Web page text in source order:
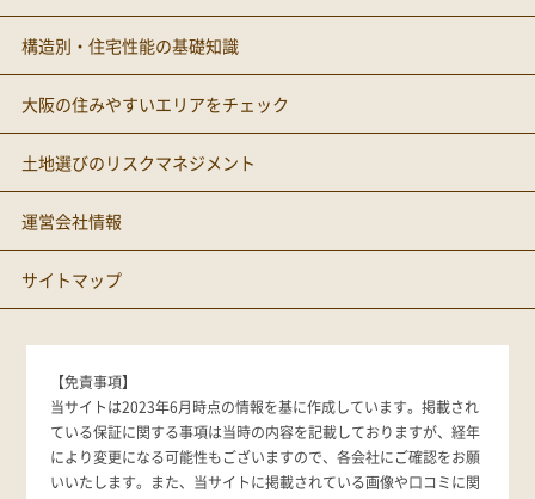
構造別・住宅性能の基礎知識
大阪の住みやすいエリアをチェック
土地選びのリスクマネジメント
運営会社情報
サイトマップ
【免責事項】
当サイトは2023年6月時点の情報を基に作成しています。掲載され
ている保証に関する事項は当時の内容を記載しておりますが、経年
により変更になる可能性もございますので、各会社にご確認をお願
いいたします。また、当サイトに掲載されている画像や口コミに関